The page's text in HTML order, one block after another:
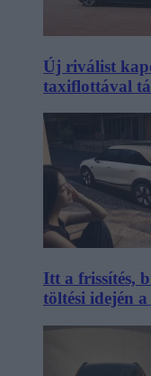
Új riválist
taxiflottával
Itt a frissítés,
töltési idején